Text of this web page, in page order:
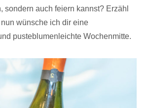
sondern auch feiern kannst? Erzähl
wünsche ich dir eine
pusteblumenleichte Wochenmitte.